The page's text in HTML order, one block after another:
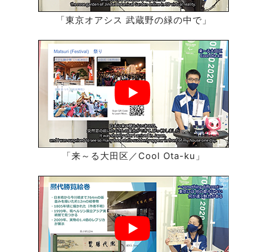
「東京オアシス 武蔵野の緑の中で」
「来～る大田区／Cool Ota-ku」